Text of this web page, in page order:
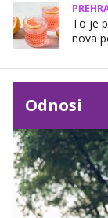
To je
nova
Odnosi